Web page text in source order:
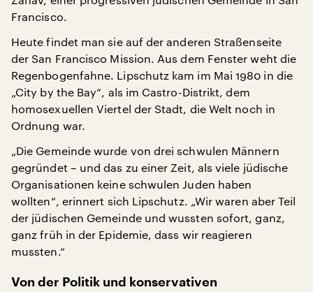
Francisco.
Heute findet man sie auf der anderen Straßenseite
der San Francisco Mission. Aus dem Fenster weht die
Regenbogenfahne. Lipschutz kam im Mai 1980 in die
„City by the Bay“, als im Castro-Distrikt, dem
homosexuellen Viertel der Stadt, die Welt noch in
Ordnung war.
„Die Gemeinde wurde von drei schwulen Männern
gegründet – und das zu einer Zeit, als viele jüdische
Organisationen keine schwulen Juden haben
wollten“, erinnert sich Lipschutz. „Wir waren aber Teil
der jüdischen Gemeinde und wussten sofort, ganz,
ganz früh in der Epidemie, dass wir reagieren
mussten.“
Von der Politik und konservativen